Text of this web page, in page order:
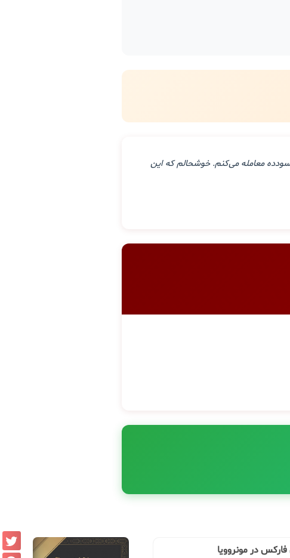
معامله می‌کنم. خوشحالم که این
در مونروویا